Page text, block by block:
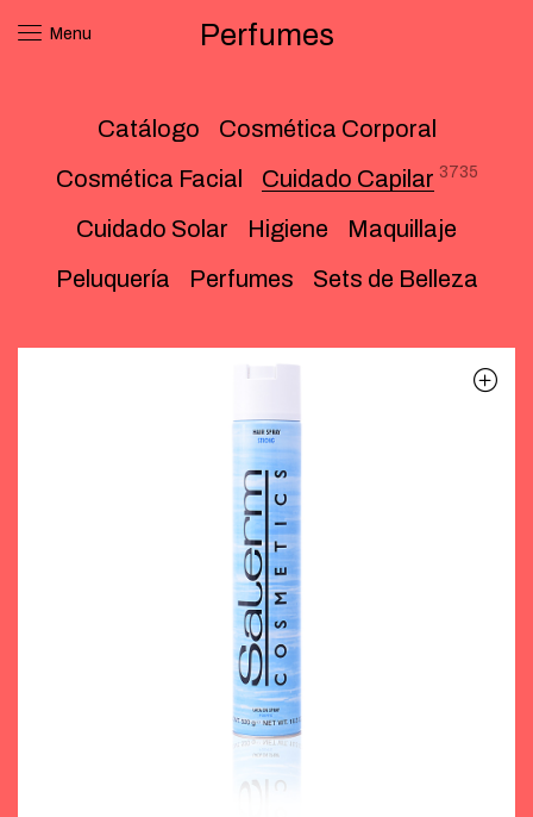
Menu Perfumes
Catálogo
Cosmética Corporal
Cosmética Facial
Cuidado Capilar 3735
Cuidado Solar Higiene
Maquillaje
Peluquería
Perfumes Sets de Belleza